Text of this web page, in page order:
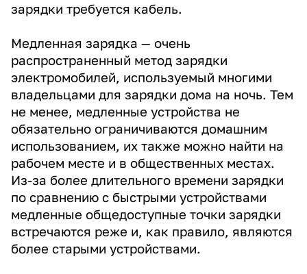
зарядки требуется кабель.
Медленная зарядка — очень
распространенный метод зарядки
электромобилей, используемый многими
владельцами для зарядки дома на ночь. Тем
не менее, медленные устройства не
обязательно ограничиваются домашним
использованием, их также можно найти на
рабочем месте и в общественных местах.
Из-за более длительного времени зарядки
по сравнению с быстрыми устройствами
медленные общедоступные точки зарядки
встречаются реже и, как правило, являются
более старыми устройствами.